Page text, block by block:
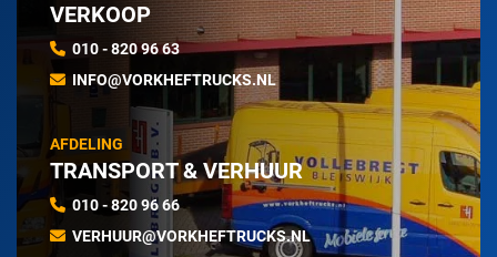
VERKOOP
010 - 820 96 63
INFO@VORKHEFTRUCKS.NL
AFDELING
TRANSPORT & VERHUUR
010 - 820 96 66
VERHUUR@VORKHEFTRUCKS.NL